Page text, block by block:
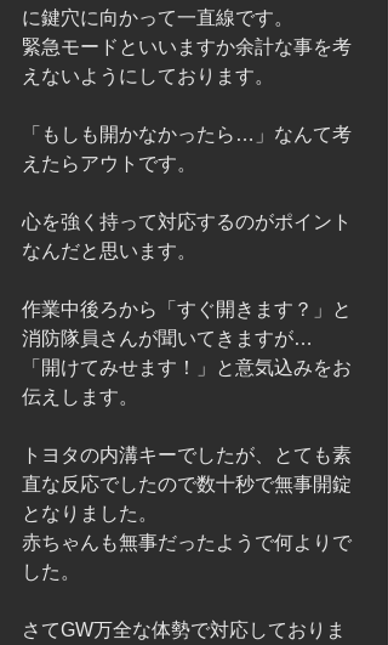
に鍵穴に向かって一直線です。
緊急モードといいますか余計な事を考
えないようにしております。
「もしも開かなかったら…」なんて考
えたらアウトです。
心を強く持って対応するのがポイント
なんだと思います。
作業中後ろから「すぐ開きます？」と
消防隊員さんが聞いてきますが…
「開けてみせます！」と意気込みをお
伝えします。
トヨタの内溝キーでしたが、とても素
直な反応でしたので数十秒で無事開錠
となりました。
赤ちゃんも無事だったようで何よりで
した。
さてGW万全な体勢で対応しておりま